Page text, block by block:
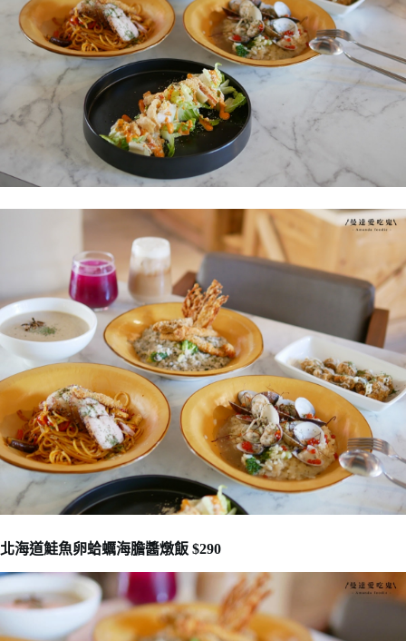
北海道鮭魚卵蛤蠣海膽醬燉飯 $290